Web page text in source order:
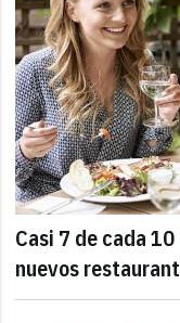
Casi 7 de cada
nuevos